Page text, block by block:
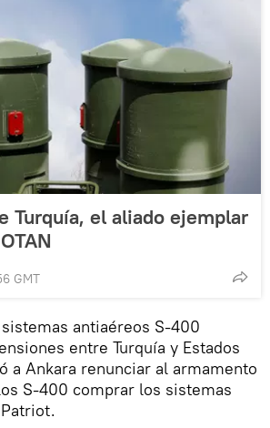
Turquía, el aliado ejemplar
GMT
antiaéreos S-400
entre Turquía y Estados
a Ankara renunciar al armamento
S-400 comprar los sistemas